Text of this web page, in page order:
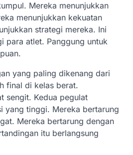
Mereka menunjukkan
menunjukkan kekuatan
strategi mereka. Ini
para atlet. Panggung untuk
yang paling dikenang dari
final di kelas berat.
sengit. Kedua pegulat
yang tinggi. Mereka bertarung
Mereka bertarung dengan
itu berlangsung